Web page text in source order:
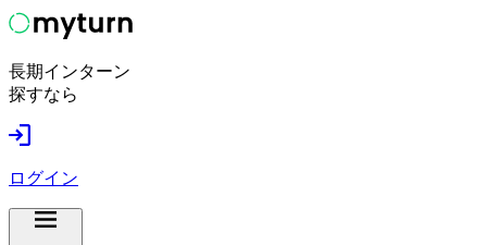
長期インターン
探すなら
ログイン